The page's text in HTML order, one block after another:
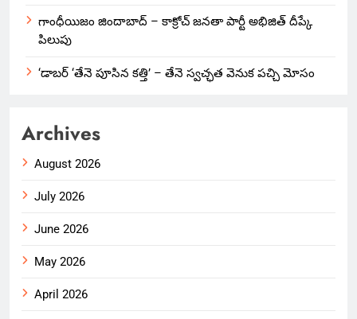
గాంధీయిజం జిందాబాద్ – కాక్రోచ్ జనతా పార్టీ అభిజిత్ దీప్కే
పిలుపు
‘డాబర్ ‘తేనె పూసిన కత్తి’ – తేనె స్వచ్ఛత వెనుక పచ్చి మోసం
Archives
August 2026
July 2026
June 2026
May 2026
April 2026